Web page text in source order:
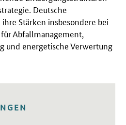
Deutsche
Stärken insbesondere bei
Abfallmanagement,
und energetische Verwertung